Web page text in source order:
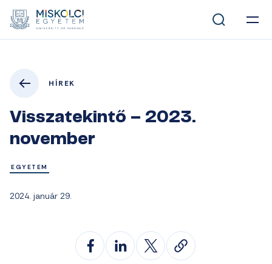
HÍREK
Visszatekintő – 2023.
november
EGYETEM
2024. január 29.